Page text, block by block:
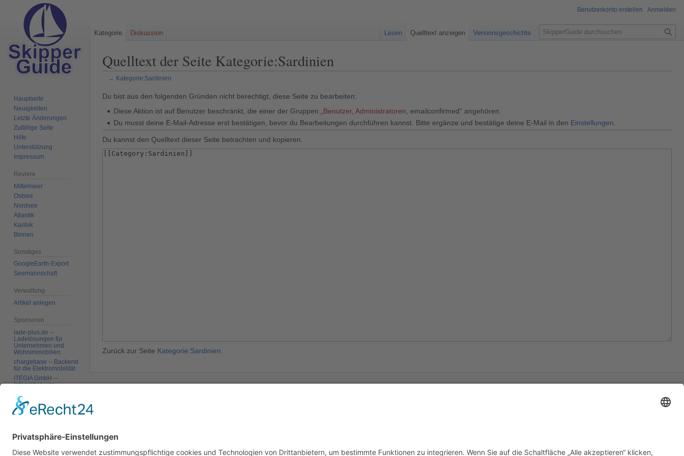
Quelltext der Seite Kategorie:Sardinien
← Kategorie:Sardinien
Zur
Navigation
Zur
Suche
Du bist aus den folgenden Gründen nicht berechtigt, diese Seite zu bearbeiten:
Diese Aktion ist auf Benutzer beschränkt, die einer der Gruppen „ Benutzer,Administratoren , emailconfirmed“ angehören.
Du musst deine E-Mail-Adresse erst bestätigen, bevor du Bearbeitungen durchführen kannst. Bitte ergänze und bestätige deine E-Mail in den Einstellungen
Du kannst den Quelltext dieser Seite betrachten und kopieren.
Zurück zur Seite Kategorie:Sardinien.
Benutzerkonto erstellen Anmelden
Kategorie Diskussion Lesen Quelltext anzeigen Versionsgeschichte
S
u
e
Hauptseite
Neuigkeiten
Letzte Änderungen
Zufällige Seite
Hilfe
Unterstützung
Impressum
Reviere
Mittelmeer
Ostsee
Nordsee
Atlantik
Karibik
Binnen
Sonstiges
GoogleEarth-Export
Seemannschaft
Verwaltung
Artikel anlegen
Sponsoren
lade-plus.de --
Ladelösungen für
Unternehmen und
Wohnimmobilien
chargebase -- Backend
für die Elektromobilität
ITEGIA GmbH --
Integration von
individuelle
Softwarelösungen
Links auf diese Seite
Änderungen an
verlinkten Seiten